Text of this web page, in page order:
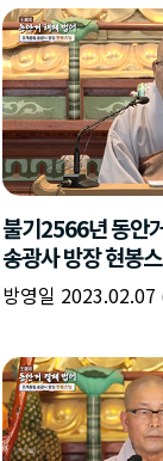
불기2566년 동안
송광사 방장 현봉
방영일 2023.02.07